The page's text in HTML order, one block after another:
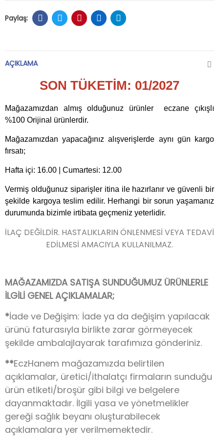
AÇIKLAMA
SON TÜKETİM: 01/2027
Mağazamızdan almış olduğunuz ürünler eczane çıkışlı
%100 Orijinal ürünlerdir.
Mağazamızdan yapacağınız alışverişlerde aynı gün kargo
fırsatı;
Hafta içi: 16.00 | Cumartesi: 12.00
Vermiş olduğunuz siparişler itina ile hazırlanır ve güvenli bir
şekilde kargoya teslim edilir. Herhangi bir sorun yaşamanız
durumunda bizimle irtibata geçmeniz yeterlidir.
İLAÇ DEĞİLDİR. HASTALIKLARIN ÖNLENMESİ VEYA TEDAVİ
EDİLMESİ AMACIYLA KULLANILMAZ.
MAĞAZAMIZDA SATIŞA SUNDUĞUMUZ ÜRÜNLERLE
İLGİLİ GENEL AÇIKLAMALAR;
*İade ve Değişim: İade ya da değişim yapılacak
ürünü faturasıyla birlikte zarar görmeyecek
şekilde ambalajlayarak tarafımıza gönderiniz.
**EczHanem mağazamızda belirtilen
açıklamalar, üretici/ithalatçı firmaların sunduğu
ürün etiketi/broşür gibi bilgi ve belgelere
dayanmaktadır. İlgili yasa ve yönetmelikler
gereği sağlık beyanı oluşturabilecek
açıklamalara yer verilmemektedir.